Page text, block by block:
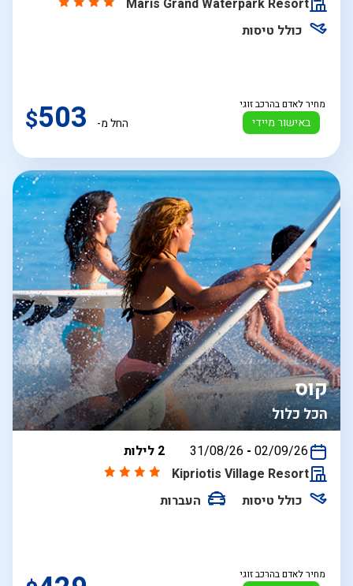
Maris Grand Waterpark Resort
כולל טיסות
באישור מיידי
מחיר לאדם בהרכב זוגי
החל מ- $503
הכל כלול
קוס
בין
31/08/26 - 02/09/26
2 לילות
Kipriotis Village Resort
כולל טיסות
העברות
מחיר לאדם בהרכב זוגי